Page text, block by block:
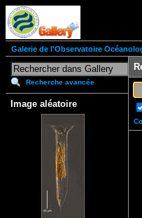
Galerie de l'Observatoire
Recherche avancée
Image aléatoire